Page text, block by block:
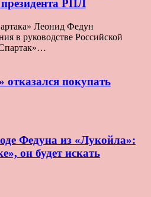
РПЛ
Леонид Федун
в руководстве Российской
покупать
Федуна из «Лукойла»:
он будет искать